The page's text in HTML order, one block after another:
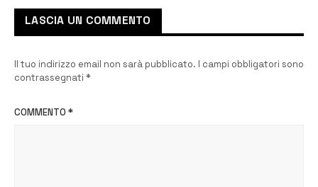
LASCIA UN COMMENTO
Il tuo indirizzo email non sarà pubblicato. I campi obbligatori sono
contrassegnati *
COMMENTO *